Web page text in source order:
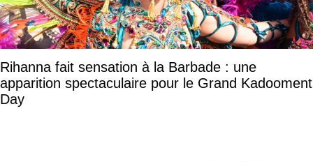
Rihanna fait sensation à la Barbade : une
apparition spectaculaire pour le Grand Kadooment
Day